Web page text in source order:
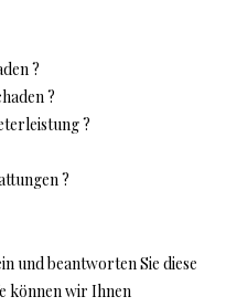
?
?
?
?
und beantworten Sie diese
können wir Ihnen